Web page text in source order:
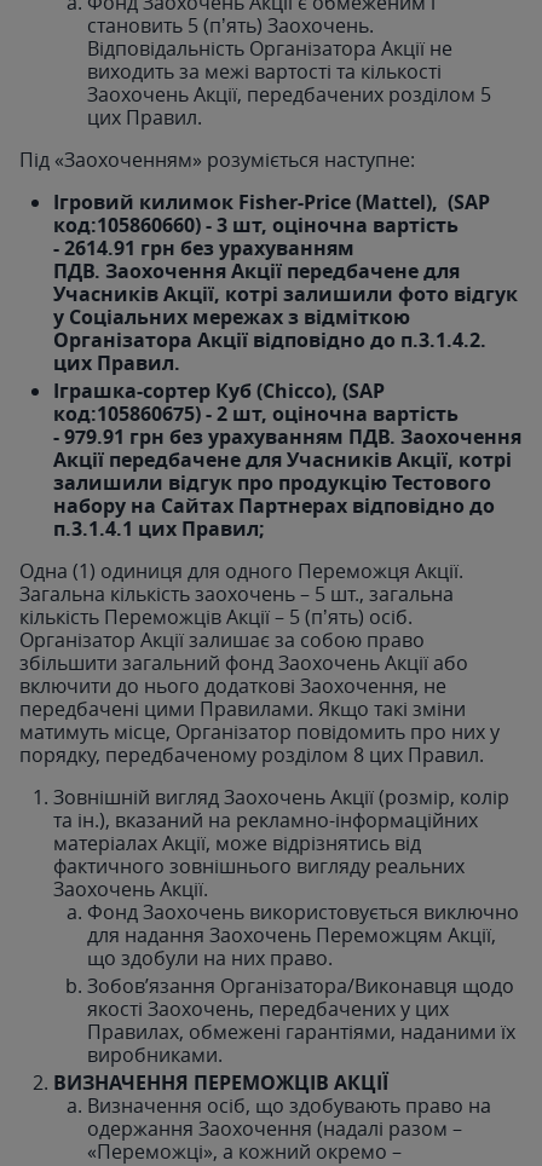
становить 5 (пʼять) Заохочень.
Відповідальність Організатора Акції не
виходить за межі вартості та кількості
Заохочень Акції, передбачених розділом 5
цих Правил.
Під «Заохоченням» розуміється наступне:
Ігровий килимок Fisher-Price (Mattel), (SAP
код:105860660) - 3 шт, оціночна вартість
- 2614.91 грн без урахуванням
ПДВ. Заохочення Акції передбачене для
Учасників Акції, котрі залишили фото відгук
у Соціальних мережах з відміткою
Організатора Акції відповідно до п.3.1.4.2.
цих Правил.
Іграшка-сортер Куб (Chicco), (SAP
код:105860675) - 2 шт, оціночна вартість
- 979.91 грн без урахуванням ПДВ. Заохочення
Акції передбачене для Учасників Акції, котрі
залишили відгук про продукцію Тестового
набору на Сайтах Партнерах відповідно до
п.3.1.4.1 цих Правил;
Одна (1) одиниця для одного Переможця Акції.
Загальна кількість заохочень – 5 шт., загальна
кількість Переможців Акції – 5 (пʼять) осіб.
Організатор Акції залишає за собою право
збільшити загальний фонд Заохочень Акції або
включити до нього додаткові Заохочення, не
передбачені цими Правилами. Якщо такі зміни
матимуть місце, Організатор повідомить про них у
порядку, передбаченому розділом 8 цих Правил.
Зовнішній вигляд Заохочень Акції (розмір, колір
та ін.), вказаний на рекламно-інформаційних
матеріалах Акції, може відрізнятись від
фактичного зовнішнього вигляду реальних
Заохочень Акції.
Фонд Заохочень використовується виключно
для надання Заохочень Переможцям Акції,
що здобули на них право.
Зобов’язання Організатора/Виконавця щодо
якості Заохочень, передбачених у цих
Правилах, обмежені гарантіями, наданими їх
виробниками.
ВИЗНАЧЕННЯ ПЕРЕМОЖЦІВ АКЦІЇ
Визначення осіб, що здобувають право на
одержання Заохочення (надалі разом –
«Переможці», а кожний окремо –